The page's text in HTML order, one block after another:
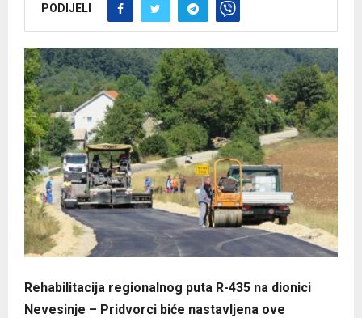
PODIJELI
Rehabilitacija regionalnog puta R-435 na dionici
Nevesinje – Pridvorci biće nastavljena ove